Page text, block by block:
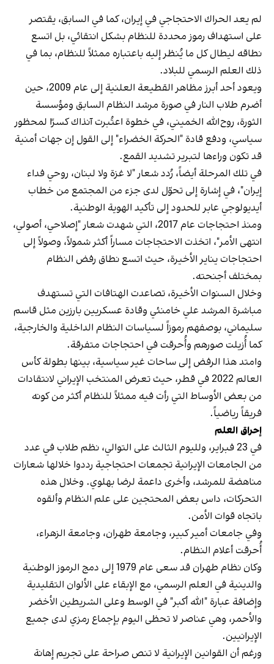
لم يعد الحراك الاحتجاجي في إيران، كما في السابق، يقتصر
على استهداف رموز محددة للنظام بشكل انتقائي، بل اتسع
نطاقه ليطال كل ما يُنظر إليه باعتباره ممثلاً للنظام، بما في
ذلك العلم الرسمي للبلاد.
ويعود أحد أبرز مظاهر القطيعة العلنية إلى عام 2009، حين
أضرم طلاب النار في صورة مرشد النظام السابق ومؤسسة
الثورة، روح‌الله الخميني، في خطوة اعتُبرت آنذاك كسرًا لمحظور
سياسي، ودفع قادة "الحركة الخضراء" إلى القول إن جهات أمنية
قد تكون وراءها لتبرير تشديد القمع.
في تلك المرحلة أيضاً، رُدد شعار "لا غزة ولا لبنان، روحي فداء
إيران"، في إشارة إلى تحوّل لدى جزء من المجتمع من خطاب
أيديولوجي عابر للحدود إلى تأكيد الهوية الوطنية.
ومنذ احتجاجات عام 2017، التي شهدت شعار "إصلاحي، أصولي،
انتهى الأمر"، اتخذت الاحتجاجات مساراً أكثر شمولاً، وصولاً إلى
احتجاجات يناير الأخيرة، حيث اتسع نطاق رفض النظام
بمختلف أجنحته.
وخلال السنوات الأخيرة، تصاعدت الهتافات التي تستهدف
مباشرة المرشد علي خامنئي وقادة عسكريين بارزين مثل قاسم
سليماني، بوصفهم رموزاً لسياسات النظام الداخلية والخارجية،
كما أُزيلت صورهم وأُحرقت في احتجاجات متفرقة.
وامتد هذا الرفض إلى ساحات غير سياسية، بينها بطولة كأس
العالم 2022 في قطر، حيث تعرض المنتخب الإيراني لانتقادات
من بعض الأوساط التي رأت فيه ممثلاً للنظام أكثر من كونه
فريقاً رياضياً.
إحراق العلم
في 23 فبراير، ولليوم الثالث على التوالي، نظم طلاب في عدد
من الجامعات الإيرانية تجمعات احتجاجية رددوا خلالها شعارات
مناهضة للمرشد، وأخرى داعمة لرضا بهلوي. وخلال هذه
التحركات، داس بعض المحتجين على علم النظام وألقوه
باتجاه قوات الأمن.
وفي جامعات أمير كبير، وجامعة طهران، وجامعة الزهراء،
أُحرقت أعلام النظام.
وكان نظام طهران قد سعى عام 1979 إلى دمج الرموز الوطنية
والدينية في العلم الرسمي، مع الإبقاء على الألوان التقليدية
وإضافة عبارة "الله أكبر" في الوسط وعلى الشريطين الأخضر
والأحمر، وهي عناصر لا تحظى اليوم بإجماع رمزي لدى جميع
الإيرانيين.
ورغم أن القوانين الإيرانية لا تنص صراحة على تجريم إهانة